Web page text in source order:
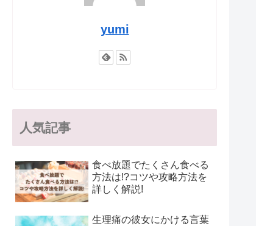
yumi
人気記事
食べ放題でたくさん食べる
方法は!?コツや攻略方法を
詳しく解説!
生理痛の彼女にかける言葉